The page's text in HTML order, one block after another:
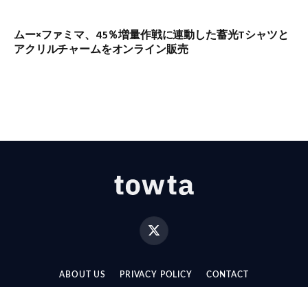
ムー×ファミマ、45％増量作戦に連動した蓄光Tシャツと
アクリルチャームをオンライン販売
X
(Twitter)
ABOUT US PRIVACY POLICY CONTACT